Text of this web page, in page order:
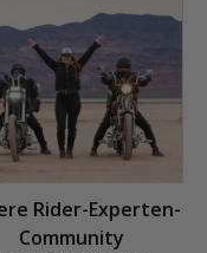
Rider-Experten-
Community